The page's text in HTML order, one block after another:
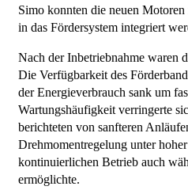
Simo konnten die neuen
in das Fördersystem integriert
Nach der Inbetriebnahme waren
Die Verfügbarkeit des
der Energieverbrauch sank um
Wartungshäufigkeit verringerte
berichteten von sanfteren
Drehmomentregelung unter
kontinuierlichen Betrieb auch
ermöglichte.